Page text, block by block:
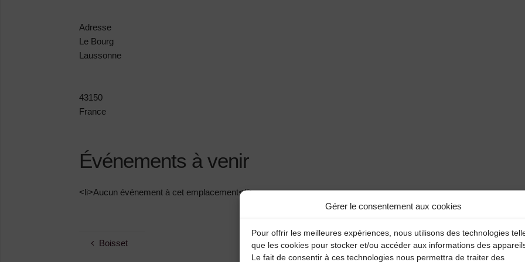
Gérer le consentement aux cookies
Pour offrir les meilleures expériences, nous utilisons des technologies
que les cookies pour stocker et/ou accéder aux informations des
Le fait de consentir à ces technologies nous permettra de traiter des
Adresse
Le Bourg
Laussonne
43150
France
Événements à venir
<li>Aucun événement à cet emplacement</li>
Boisset